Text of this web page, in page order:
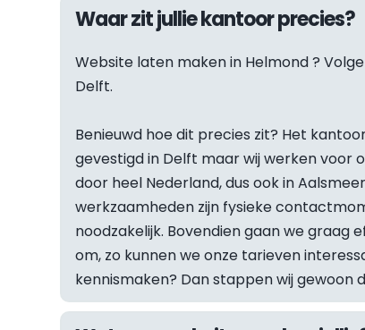
Waar zit jullie kantoor precies?
Website laten maken in Helmond ?
Delft.
Benieuwd hoe dit precies zit? Het
gevestigd in Delft maar wij werken voor
door heel Nederland, dus ook in
werkzaamheden zijn fysieke
noodzakelijk. Bovendien gaan we graag
om, zo kunnen we onze tarieven
kennismaken? Dan stappen wij gewoon